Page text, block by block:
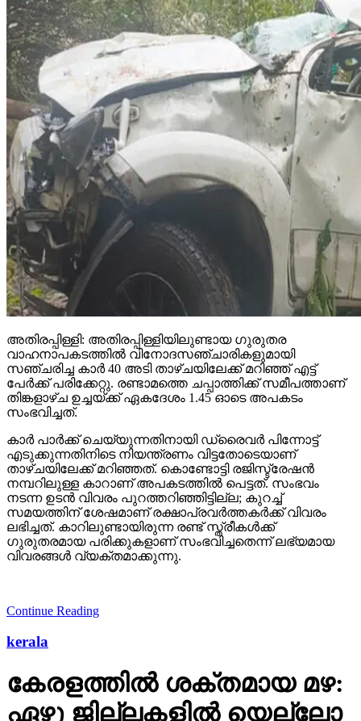
അതിരപ്പിള്ളി: അതിരപ്പിള്ളിയിലുണ്ടായ ഗുരുതര
വാഹനാപകടത്തില്‍ വിനോദസഞ്ചാരികളുമായി
സഞ്ചരിച്ച കാര്‍ 40 അടി താഴ്ചയിലേക്ക് മറിഞ്ഞ് എട്ട്
പേര്‍ക്ക് പരിക്കേറ്റു. രണ്ടാമത്തെ ചപ്പാത്തിക്ക് സമീപത്താണ്
തിങ്കളാഴ്ച ഉച്ചയ്ക്ക് ഏകദേശം 1.45 ഓടെ അപകടം
സംഭവിച്ചത്.
കാര്‍ പാര്‍ക്ക് ചെയ്യുന്നതിനായി ഡ്രൈവര്‍ പിന്നോട്ട്
എടുക്കുന്നതിനിടെ നിയന്ത്രണം വിട്ടതോടെയാണ്
താഴ്ചയിലേക്ക് മറിഞ്ഞത്. കൊണ്ടോട്ടി രജിസ്ട്രേഷന്‍
നമ്പറിലുള്ള കാറാണ് അപകടത്തില്‍ പെട്ടത്. സംഭവം
നടന്ന ഉടന്‍ വിവരം പുറത്തറിഞ്ഞിട്ടില്ല; കുറച്ച്
സമയത്തിന് ശേഷമാണ് രക്ഷാപ്രവര്‍ത്തകര്‍ക്ക് വിവരം
ലഭിച്ചത്. കാറിലുണ്ടായിരുന്ന രണ്ട് സ്ത്രീകള്‍ക്ക്
ഗുരുതരമായ പരിക്കുകളാണ് സംഭവിച്ചതെന്ന് ലഭ്യമായ
വിവരങ്ങള്‍ വ്യക്തമാക്കുന്നു.
Continue Reading
kerala
കേരളത്തില്‍ ശക്തമായ മഴ:
ഏഴു ജില്ലകളില്‍ യെല്ലോ